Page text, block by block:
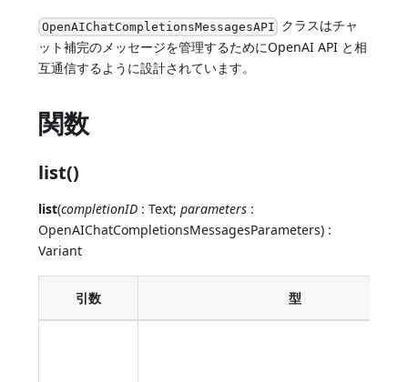
OpenAIChatCompletionsMessagesAPI クラスはチャ
ット補完のメッセージを管理するためにOpenAI API と相
互通信するように設計されています。
関数
list()
list(completionID : Text;parameters :
OpenAIChatCompletionsMessagesParameters) :
Variant
引数 型